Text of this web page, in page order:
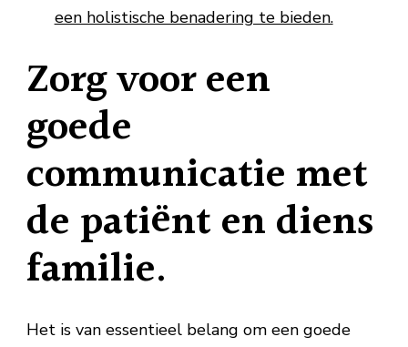
een holistische benadering te bieden.
Zorg voor een
goede
communicatie met
de patiënt en diens
familie.
Het is van essentieel belang om een goede